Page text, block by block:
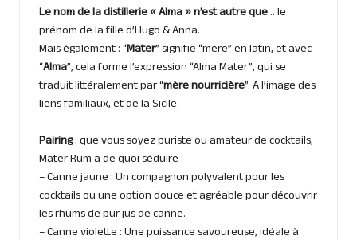
Le nom de la distillerie « Alma » n’est autre que… le
prénom de la fille d’Hugo & Anna.
Mais également : “Mater” signifie “mère” en latin, et avec
“Alma”, cela forme l’expression “Alma Mater”, qui se
traduit littéralement par “mère nourricière”. A l’image des
liens familiaux, et de la Sicile.
Pairing: que vous soyez puriste ou amateur de cocktails,
Mater Rum a de quoi séduire :
– Canne jaune : Un compagnon polyvalent pour les
cocktails ou une option douce et agréable pour découvrir
les rhums de pur jus de canne.
– Canne violette : Une puissance savoureuse, idéale à